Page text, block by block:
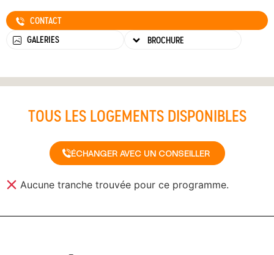
CONTACT
GALERIES
BROCHURE
TOUS LES LOGEMENTS DISPONIBLES
ÉCHANGER AVEC UN CONSEILLER
Aucune tranche trouvée pour ce programme.